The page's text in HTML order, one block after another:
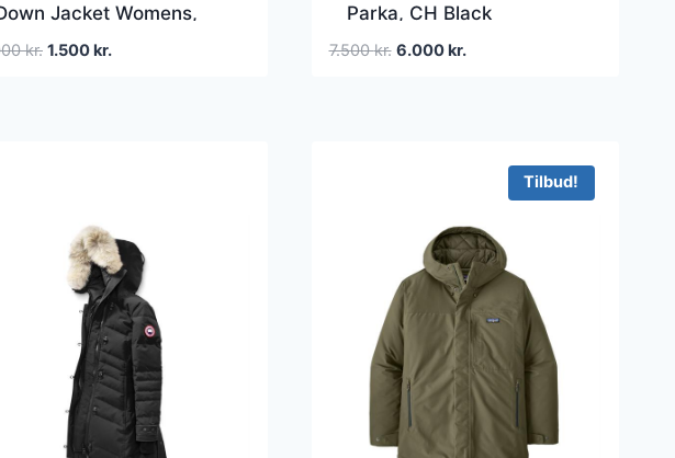
Jacket Womens,
kr. Den
1.500kr.Den
Parka, CH Black
7.500kr. Den
6.000kr.Den
Tilbud!